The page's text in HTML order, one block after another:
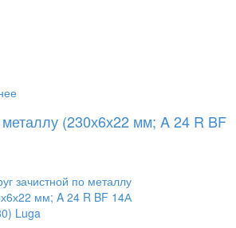
металлу (230х6х22 мм; A 24 R BF